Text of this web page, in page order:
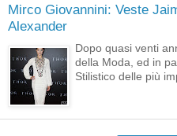
Mirco Giovannini: Veste
Alexander
Dopo quasi venti
della Moda, ed in
Stilistico delle più